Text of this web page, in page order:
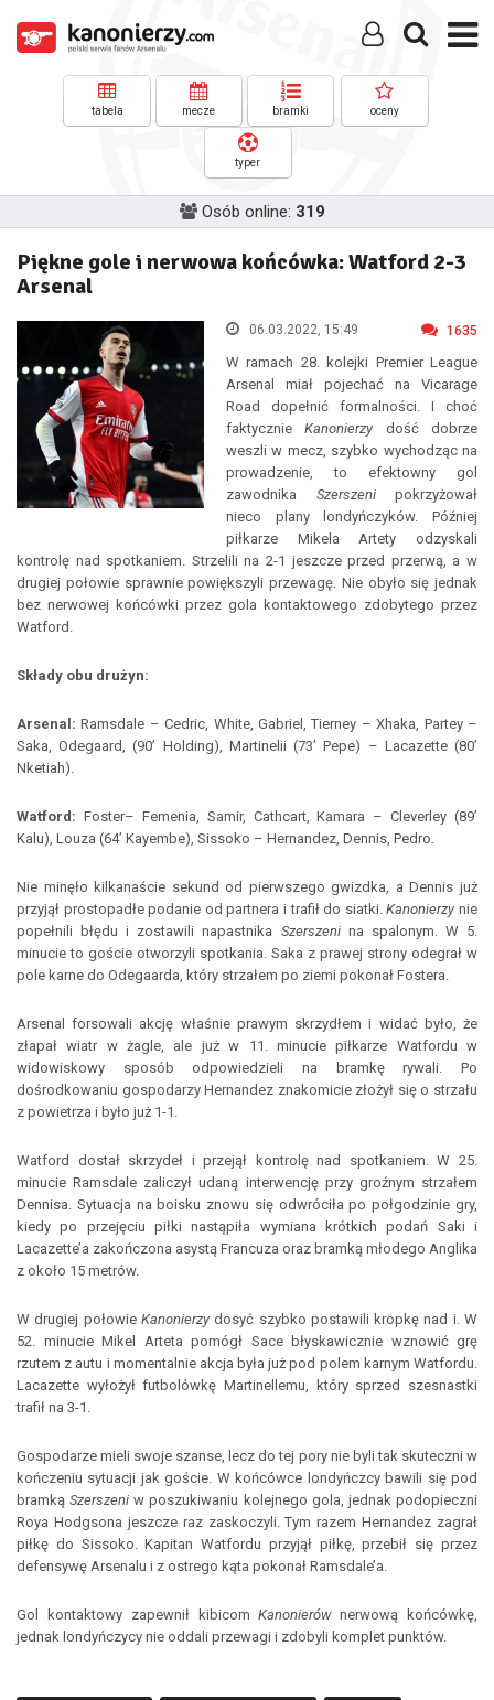
tabela mecze bramki oceny
typer
Osób online: 319
Piękne gole i nerwowa końcówka: Watford 2-3
Arsenal
06.03.2022, 15:49 1635
W ramach 28. kolejki Premier League
Arsenal miał pojechać na Vicarage
Road dopełnić formalności. I choć
faktycznieKanonierzydość dobrze
weszli w mecz, szybko wychodząc na
prowadzenie, to efektowny gol
zawodnika Szerszenipokrzyżował
nieco plany londyńczyków. Później
piłkarze Mikela Artety odzyskali
kontrolę nad spotkaniem. Strzelili na 2-1 jeszcze przed przerwą, a w
drugiej połowie sprawnie powiększyli przewagę. Nie obyło się jednak
bez nerwowej końcówki przez gola kontaktowego zdobytego przez
Watford.
Składy obu drużyn:
Arsenal: Ramsdale – Cedric, White, Gabriel, Tierney – Xhaka, Partey –
Saka, Odegaard, (90’ Holding), Martinelii (73’ Pepe) – Lacazette (80’
Nketiah).
Watford: Foster– Femenia, Samir, Cathcart, Kamara – Cleverley (89’
Kalu), Louza (64’ Kayembe), Sissoko – Hernandez, Dennis, Pedro.
Nie minęło kilkanaście sekund od pierwszego gwizdka, a Dennis już
przyjął prostopadłe podanie od partnera i trafił do siatki.Kanonierzynie
popełnili błędu i zostawili napastnika Szerszenina spalonym. W 5.
minucie to goście otworzyli spotkania. Saka z prawej strony odegrał w
pole karne do Odegaarda, który strzałem po ziemi pokonał Fostera.
Arsenal forsowali akcję właśnie prawym skrzydłem i widać było, że
złapał wiatr w żagle, ale już w 11. minucie piłkarze Watfordu w
widowiskowy sposób odpowiedzieli na bramkę rywali. Po
dośrodkowaniu gospodarzy Hernandez znakomicie złożył się o strzału
z powietrza i było już 1-1.
Watford dostał skrzydeł i przejął kontrolę nad spotkaniem. W 25.
minucie Ramsdale zaliczył udaną interwencję przy groźnym strzałem
Dennisa. Sytuacja na boisku znowu się odwróciła po połgodzinie gry,
kiedy po przejęciu piłki nastąpiła wymiana krótkich podań Saki i
Lacazette’a zakończona asystą Francuza oraz bramką młodego Anglika
z około 15 metrów.
W drugiej połowie Kanonierzydosyć szybko postawili kropkę nad i. W
52. minucie Mikel Arteta pomógł Sace błyskawicznie wznowić grę
rzutem z autu i momentalnie akcja była już pod polem karnym Watfordu.
Lacazette wyłożył futbolówkę Martinellemu, który sprzed szesnastki
trafił na 3-1.
Gospodarze mieli swoje szanse, lecz do tej pory nie byli tak skuteczni w
kończeniu sytuacji jak goście. W końcówce londyńczcy bawili się pod
bramkąSzerszeni w poszukiwaniu kolejnego gola, jednak podopieczni
Roya Hodgsona jeszcze raz zaskoczyli. Tym razem Hernandez zagrał
piłkę do Sissoko. Kapitan Watfordu przyjął piłkę, przebił się przez
defensywę Arsenalu i z ostrego kąta pokonał Ramsdale’a.
Gol kontaktowy zapewnił kibicomKanonierównerwową końcówkę,
jednak londyńczycy nie oddali przewagi i zdobyli komplet punktów.